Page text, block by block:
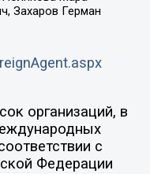
Захаров Герман
организаций, в
с
Федерации